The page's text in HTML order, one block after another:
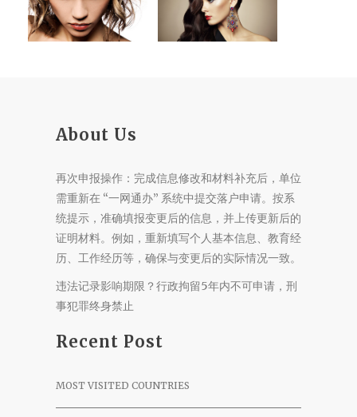
About Us
再次申报操作：完成信息修改和材料补充后，单位
需重新在 “一网通办” 系统中提交落户申请。按系
统提示，准确填报变更后的信息，并上传更新后的
证明材料。例如，重新填写个人基本信息、教育经
历、工作经历等，确保与变更后的实际情况一致。
违法记录影响期限？行政拘留5年内不可申请，刑
事犯罪终身禁止
Recent Post
MOST VISITED COUNTRIES